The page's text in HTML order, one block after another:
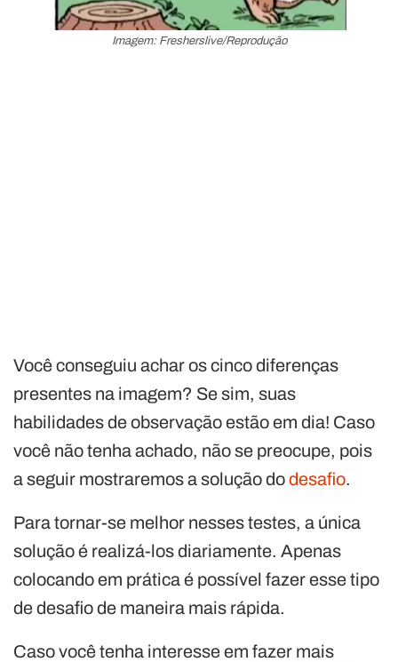
Imagem: Fresherslive/Reprodução
Você conseguiu achar os cinco diferenças
presentes na imagem? Se sim, suas
habilidades de observação estão em dia! Caso
você não tenha achado, não se preocupe, pois
a seguir mostraremos a solução dodesafio.
Para tornar-se melhor nesses testes, a única
solução é realizá-los diariamente. Apenas
colocando em prática é possível fazer esse tipo
de desafio de maneira mais rápida.
Caso você tenha interesse em fazer mais